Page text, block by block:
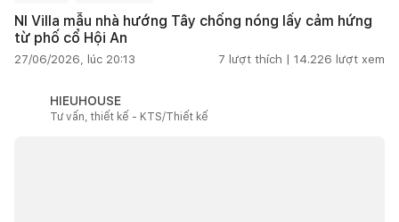
NI Villa mẫu nhà hướng Tây chống nóng lấy cảm hứng
từ phố cổ Hội An
27/06/2026, lúc 20:13 7 lượt thích | 14.226 lượt xem
HIEUHOUSE
Tư vấn, thiết kế - KTS/Thiết kế